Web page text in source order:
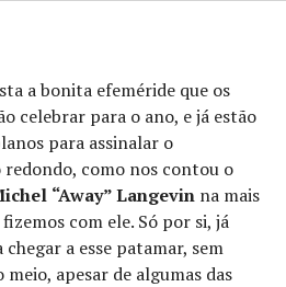
a bonita efeméride que os
celebrar para o ano, e já estão
para assinalar o
redondo, como nos contou o
“Away” Langevinna mais
com ele. Só por si, já
a esse patamar, sem
apesar de algumas das